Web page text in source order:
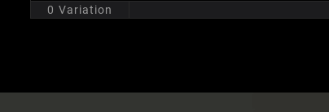
0 Variation